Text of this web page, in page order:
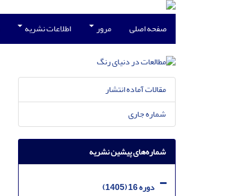
صفحه اصلی مرور اطلاعات نشریه
مقالات آماده انتشار
شماره جاری
شماره‌های پیشین نشریه
دوره 16 (1405)